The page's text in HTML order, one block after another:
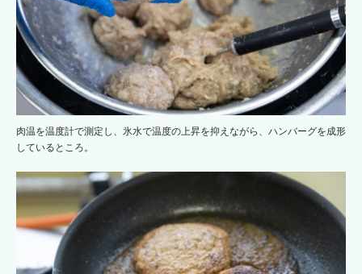
肉温を温度計で測定し、氷水で温度の上昇を抑えながら、ハンバーグを成形
しているところ。